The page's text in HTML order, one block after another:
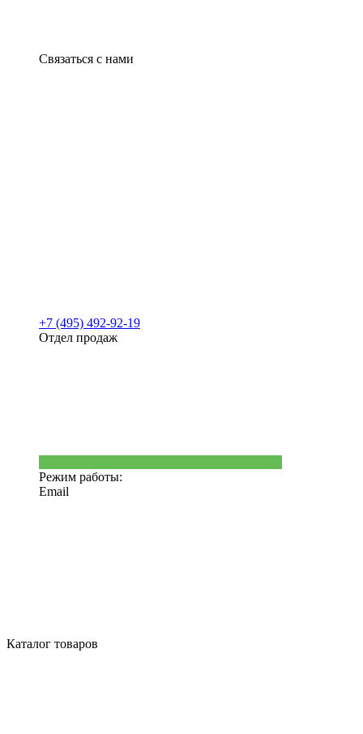
Связаться с нами
+7 (495) 492-92-19
Отдел продаж
Режим работы:
Email
Каталог товаров